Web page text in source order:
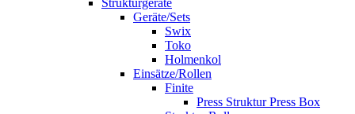
Strukturgeräte
Geräte/Sets
Swix
Toko
Holmenkol
Einsätze/Rollen
Finite
Press Struktur Press Box